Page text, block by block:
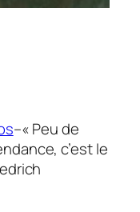
–« Peu de
c’est le